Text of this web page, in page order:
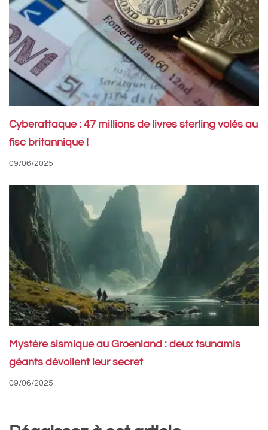
Cyberattaque : 47 millions de livres sterling volés au
fisc britannique !
09/06/2025
Mystère sismique au Groenland : deux tsunamis
géants dévoilent leur secret
09/06/2025